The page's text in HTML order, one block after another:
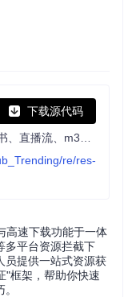
下载源代码
re/res-
高速下载功能于一体
多平台资源拦截下
员提供一站式资源获
"框架，帮助你快速